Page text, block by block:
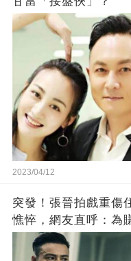
2023/04/12
突發！張晉拍戲重傷
憔悴，網友直呼：為